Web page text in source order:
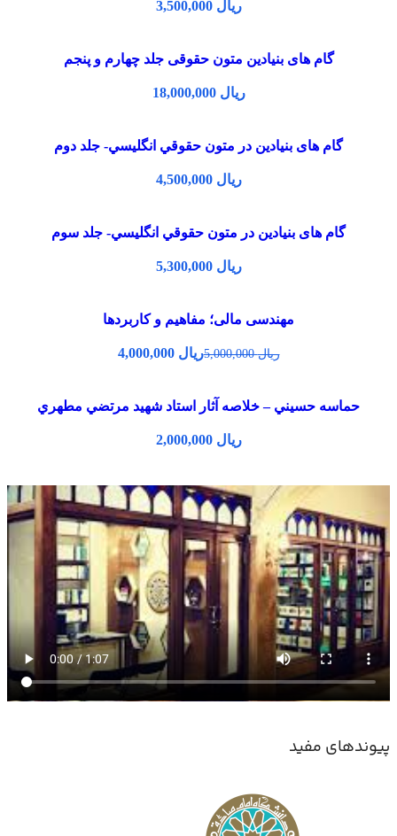
ریال
گام های بنیادین متون حقوقی جلد چهارم و پنجم
ریال
گام های بنیادین در متون حقوقي انگليسي- جلد دوم
ریال
گام های بنیادین در متون حقوقي انگليسي- جلد سوم
ریال
مهندسی مالی؛ مفاهیم و کاربردها
ریال5,000,000 ریال 4,000,000
حماسه حسيني – خلاصه آثار استاد شهيد مرتضي مطهري
ریال
پیوندهای مفید